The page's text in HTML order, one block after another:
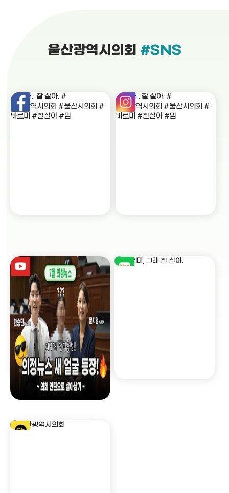
울산광역시의회 #SNS